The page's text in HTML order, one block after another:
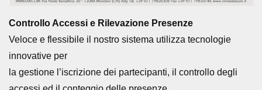
Controllo Accessi e Rilevazione Presenze
Veloce e flessibile il nostro sistema utilizza tecnologie
innovative per
la gestione l’iscrizione dei partecipanti, il controllo degli